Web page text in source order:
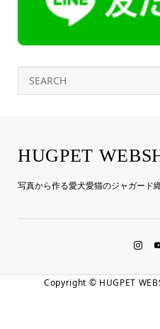
HUGPET
写真から作る愛犬愛猫のジャガード
Copyright © HUGPET